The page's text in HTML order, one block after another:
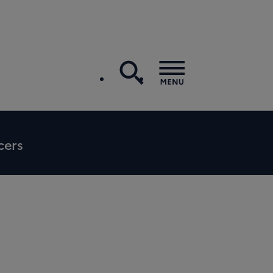
recherche
Menu